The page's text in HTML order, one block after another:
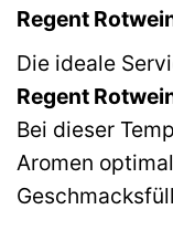
Regent
Die ideale
Regent
Bei dieser
Aromen